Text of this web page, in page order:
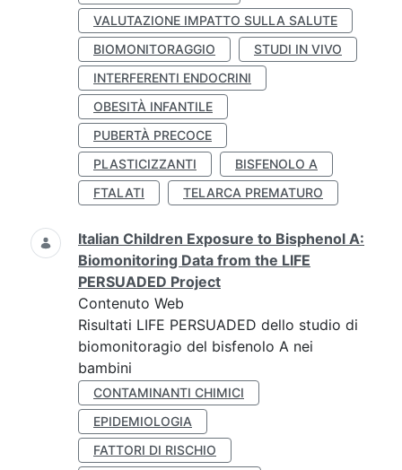
VALUTAZIONE IMPATTO SULLA SALUTE
BIOMONITORAGGIO
STUDI IN VIVO
INTERFERENTI ENDOCRINI
OBESITÀ INFANTILE
PUBERTÀ PRECOCE
PLASTICIZZANTI
BISFENOLO A
FTALATI
TELARCA PREMATURO
Italian Children Exposure to Bisphenol A:
Biomonitoring Data from the LIFE
PERSUADED Project
Contenuto Web
Risultati LIFE PERSUADED dello studio di
biomonitoragio del bisfenolo A nei
bambini
CONTAMINANTI CHIMICI
EPIDEMIOLOGIA
FATTORI DI RISCHIO